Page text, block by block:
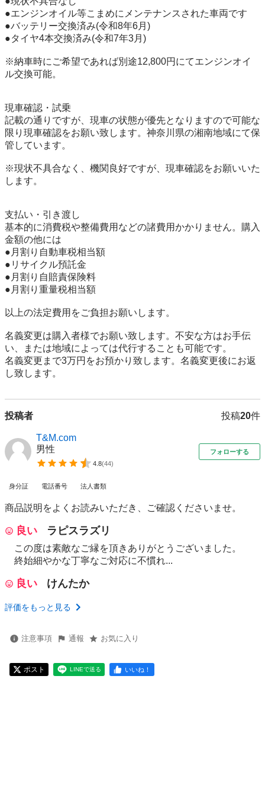
●エンジンオイル等こまめにメンテナンスされた車両です
●バッテリー交換済み(令和8年6月)
●タイヤ4本交換済み(令和7年3月)
※納車時にご希望であれば別途12,800円にてエンジンオイ
ル交換可能。
現車確認・試乗
記載の通りですが、現車の状態が優先となりますので可能な
限り現車確認をお願い致します。神奈川県の湘南地域にて保
管しています。
※現状不具合なく、機関良好ですが、現車確認をお願いいた
します。
支払い・引き渡し
基本的に消費税や整備費用などの諸費用かかりません。購入
金額の他には
●月割り自動車税相当額
●リサイクル預託金
●月割り自賠責保険料
●月割り重量税相当額
以上の法定費用をご負担お願いします。
名義変更は購入者様でお願い致します。不安な方はお手伝
い、または地域によっては代行することも可能です。
名義変更まで3万円をお預かり致します。名義変更後にお返
し致します。
投稿者 投稿20件
T&M.com
男性
4.8(44)
フォローする
身分証 電話番号 法人書類
商品説明をよくお読みいただき、ご確認くださいませ。
良い ラピスラズリ
この度は素敵なご縁を頂きありがとうございました。
終始細やかな丁寧なご対応に不慣れ...
良い けんたか
評価をもっと見る
注意事項 通報 お気に入り
ポスト LINEで送る いいね！